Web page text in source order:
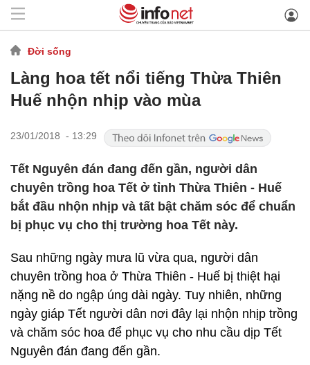
Đời sống
Làng hoa tết nổi tiếng Thừa Thiên
Huế nhộn nhịp vào mùa
23/01/2018 - 13:29
Tết Nguyên đán đang đến gần, người dân
chuyên trồng hoa Tết ở tỉnh Thừa Thiên - Huế
bắt đầu nhộn nhịp và tất bật chăm sóc để chuẩn
bị phục vụ cho thị trường hoa Tết này.
Sau những ngày mưa lũ vừa qua, người dân
chuyên trồng hoa ở Thừa Thiên - Huế bị thiệt hại
nặng nề do ngập úng dài ngày. Tuy nhiên, những
ngày giáp Tết người dân nơi đây lại nhộn nhịp trồng
và chăm sóc hoa để phục vụ cho nhu cầu dịp Tết
Nguyên đán đang đến gần.